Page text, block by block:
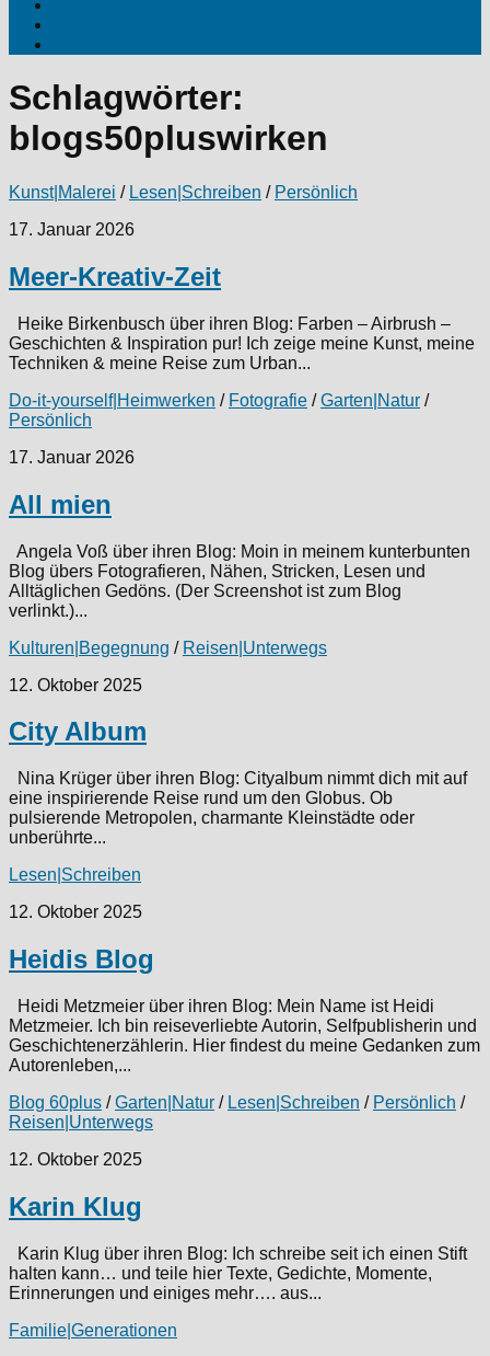
Schlagwörter:
blogs50pluswirken
Kunst|Malerei / Lesen|Schreiben / Persönlich
17. Januar 2026
Meer-Kreativ-Zeit
Heike Birkenbusch über ihren Blog: Farben – Airbrush –
Geschichten & Inspiration pur! Ich zeige meine Kunst, meine
Techniken & meine Reise zum Urban...
Do-it-yourself|Heimwerken / Fotografie /Garten|Natur /
Persönlich
17. Januar 2026
All mien
Angela Voß über ihren Blog: Moin in meinem kunterbunten
Blog übers Fotografieren, Nähen, Stricken, Lesen und
Alltäglichen Gedöns. (Der Screenshot ist zum Blog
verlinkt.)...
Kulturen|Begegnung / Reisen|Unterwegs
12. Oktober 2025
City Album
Nina Krüger über ihren Blog: Cityalbum nimmt dich mit auf
eine inspirierende Reise rund um den Globus. Ob
pulsierende Metropolen, charmante Kleinstädte oder
unberührte...
Lesen|Schreiben
12. Oktober 2025
Heidis Blog
Heidi Metzmeier über ihren Blog: Mein Name ist Heidi
Metzmeier. Ich bin reiseverliebte Autorin, Selfpublisherin und
Geschichtenerzählerin. Hier findest du meine Gedanken zum
Autorenleben,...
Blog 60plus /Garten|Natur / Lesen|Schreiben / Persönlich /
Reisen|Unterwegs
12. Oktober 2025
Karin Klug
Karin Klug über ihren Blog: Ich schreibe seit ich einen Stift
halten kann… und teile hier Texte, Gedichte, Momente,
Erinnerungen und einiges mehr…. aus...
Familie|Generationen